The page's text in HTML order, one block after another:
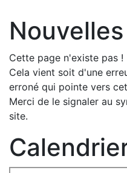
Nouvelles
Cette page n'existe pas !
Cela vient soit d'une
erroné qui pointe vers
Merci de le signaler au
site.